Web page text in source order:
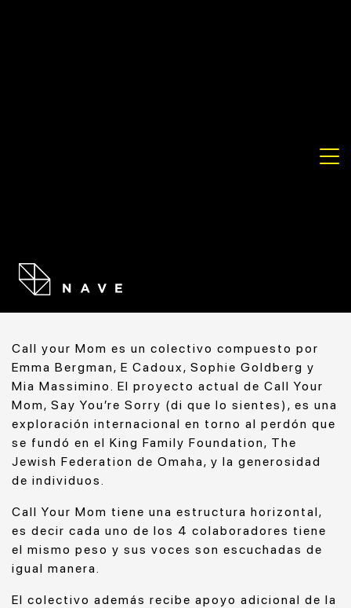
Call your Mom es un colectivo compuesto por
Emma Bergman, E Cadoux, Sophie Goldberg y
Mia Massimino. El proyecto actual de Call Your
Mom, Say You’re Sorry (di que lo sientes), es una
exploración internacional en torno al perdón que
se fundó en el King Family Foundation, The
Jewish Federation de Omaha, y la generosidad
de individuos.
Call Your Mom tiene una estructura horizontal,
es decir cada uno de los 4 colaboradores tiene
el mismo peso y sus voces son escuchadas de
igual manera.
El colectivo además recibe apoyo adicional de la